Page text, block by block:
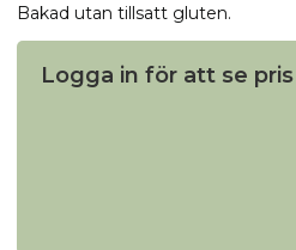
Bakad utan tillsatt gluten.
Logga in för att se pris